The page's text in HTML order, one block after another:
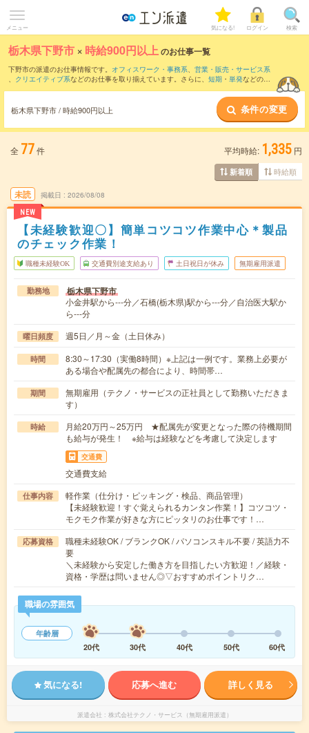
メニュー 気になる! ログイン 検索
栃木県下野市 × 時給900円以上のお仕事一覧
下野市の派遣のお仕事情報です。 オフィスワーク・事務系、 営業・販売・サービス系
、 クリエイティブ系などのお仕事を取り揃えています。さらに、 短期 ・ 単発などの期
時給1100円以上 ・1800円以上の求人はこちら
当サイトでは法令を遵守し、最低賃金以上の求人のみを掲載しています。
栃木県下野市 / 時給900円以上 条件の変更
全 77件 平均時給: 1,335 円
新着順 時給順
未読
NEW
掲載日 2026/08/08
【未経験歓迎〇】簡単コツコツ作業中心＊製品
のチェック作業！
職種未経験OK 交通費別途支給あり 土日祝日が休み 無期雇用派遣
勤務地 栃木県下野市
小金井駅から---分／石橋(栃木県)駅から---分／自治医大駅か
ら---分
曜日頻度 週5日／月～金（土日休み）
時間
8:30～17:30（実働8時間）※上記は一例です。業務上必要が
ある場合や配属先の都合により、時間帯…
期間
無期雇用（テクノ・サービスの正社員として勤務いただきま
す）
時給
月給20万円～25万円 ★配属先が変更となった際の待機期間
も給与が発生！ ※給与は経験などを考慮して決定します
交通費
交通費支給
仕事内容
軽作業（仕分け・ピッキング・検品、商品管理）
【未経験歓迎！すぐ覚えられるカンタン作業！】コツコツ・
モクモク作業が好きな方にピッタリのお仕事です！…
応募資格
職種未経験OK / ブランクOK / パソコンスキル不要 / 英語力不
要
＼未経験から安定した働き方を目指したい方歓迎！／経験・
資格・学歴は問いません◎▽おすすめポイントリク…
職場の雰囲気
年齢層
20代
30代 40代 50代 60代
気になる! 応募へ進む 詳しく見る
派遣会社 株式会社テクノ・サービス（無期雇用派遣）